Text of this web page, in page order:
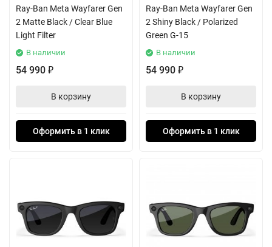
Ray-Ban Meta Wayfarer Gen
2 Matte Black / Clear Blue
Light Filter
В наличии
54 990 ₽
В корзину
Оформить в 1 клик
Ray-Ban Meta Wayfarer Gen
2 Shiny Black / Polarized
Green G-15
В наличии
54 990 ₽
В корзину
Оформить в 1 клик